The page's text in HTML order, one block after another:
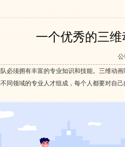
一个优秀的三
公
必须拥有丰富的专业知识和技能。三维动
同领域的专业人才组成，每个人都要对自